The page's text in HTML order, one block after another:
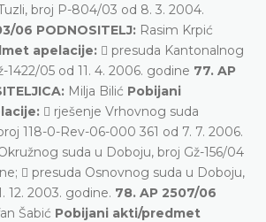
broj P-804/03 od 8. 3. 2004.
06 PODNOSITELJ: Rasim Krpić
apelacije:  presuda Kantonalnog
1422/05 od 11. 4. 2006. godine 77. AP
Milja Bilić Pobijani
 rješenje Vrhovnog suda
118-0-Rev-06-000 361 od 7. 7. 2006.
suda u Doboju, broj Gž-156/04
 presuda Osnovnog suda u Doboju,
12. 2003. godine. 78. AP 2507/06
Šabić Pobijani akti/predmet